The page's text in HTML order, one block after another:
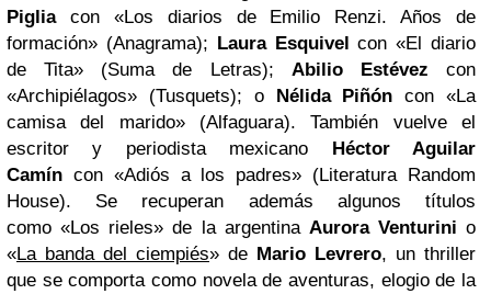
Piglia
con «Los diarios de Emilio Renzi. Años de
formación» (Anagrama); Laura Esquivel con «El diario
de Tita» (Suma de Letras); Abilio Estévez con
«Archipiélagos» (Tusquets); o Nélida Piñón con «La
camisa del marido» (Alfaguara). También vuelve el
escritor y periodista mexicano Héctor Aguilar
Camín con «Adiós a los padres» (Literatura Random
House). Se recuperan además algunos títulos
como «Los rieles» de la argentina Aurora Venturini o
«La banda del ciempiés» de Mario Levrero, un thriller
que se comporta como novela de aventuras, elogio de la